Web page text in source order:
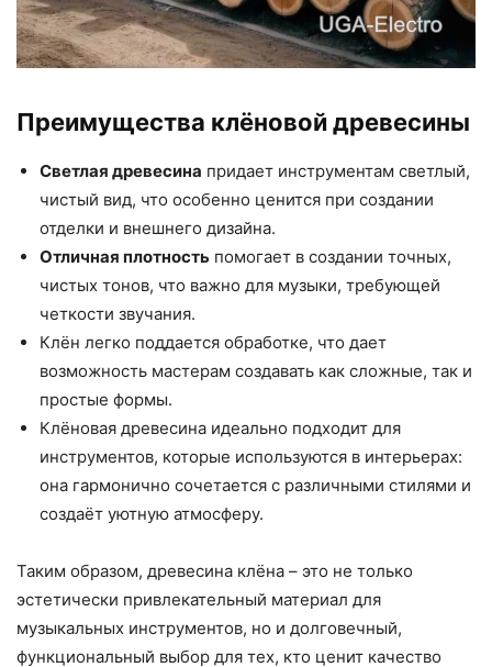
Преимущества клёновой древесины
Светлая древесина придает инструментам светлый,
чистый вид, что особенно ценится при создании
отделки и внешнего дизайна.
Отличная плотность помогает в создании точных,
чистых тонов, что важно для музыки, требующей
четкости звучания.
Клён легко поддается обработке, что дает
возможность мастерам создавать как сложные, так и
простые формы.
Клёновая древесина идеально подходит для
инструментов, которые используются в интерьерах:
она гармонично сочетается с различными стилями и
создаёт уютную атмосферу.
Таким образом, древесина клёна – это не только
эстетически привлекательный материал для
музыкальных инструментов, но и долговечный,
функциональный выбор для тех, кто ценит качество